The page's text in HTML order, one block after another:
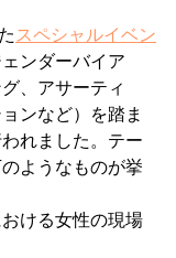
スペシャルイベン
ンダーバイア
、アサーティ
ンなど）を踏ま
れました。テー
ようなものが挙
ける女性の現場